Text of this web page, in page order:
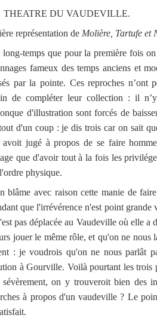
THEATRE DU VAUDEVILLE.
représentation de Molière, Tartufe et
temps que pour la première fois
fameux des temps anciens et
par la pointe. Ces reproches n’ont
de compléter leur collection : il
d'illustration sont forcés de
d'un coup : je dis trois car on sait
avoit jugé à propos de se faire
que d'avoir tout à la fois les
physique.
blâme avec raison cette manie de
que l'irrévérence n'est point
pas déplacée au Vaudeville où elle
jouer le même rôle, et qu'on ne nous
: je voudrois qu'on ne nous parlât
à Gourville. Voilà pourtant les trois
sévèrement, on y trouveroit bien des
à propos d'un vaudeville ? Le